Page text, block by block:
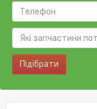
Підібрати